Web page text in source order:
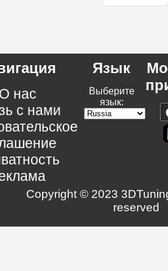
нас
с нами
Язык
Выберите
язык:
Copyright © 2023
reserved